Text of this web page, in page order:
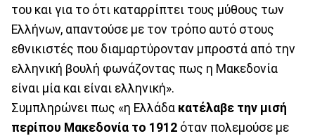
του και για το ότι καταρρίπτει τους μύθους των
Ελλήνων, απαντούσε με τον τρόπο αυτό στους
εθνικιστές που διαμαρτύρονταν μπροστά από την
ελληνική βουλή φωνάζοντας πως η Μακεδονία
είναι μία και είναι ελληνική».
Συμπληρώνει πως «η Ελλάδα κατέλαβε την μισή
περίπου Μακεδονία το 1912 όταν πολεμούσε με